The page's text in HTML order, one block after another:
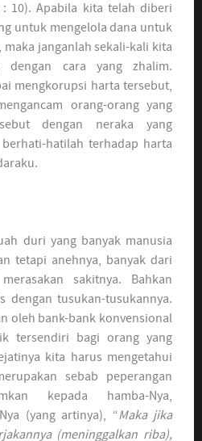
: 10). Apabila kita telah diberi
untuk mengelola dana untuk
janganlah sekali-kali kita
dengan cara yang zhalim.
mengkorupsi harta tersebut,
orang-orang yang
dengan neraka yang
berhati-hatilah terhadap harta
duri yang banyak manusia
tetapi anehnya, banyak dari
sakitnya. Bahkan
dengan tusukan-tusukannya.
oleh bank-bank konvensional
tersendiri bagi orang yang
kita harus mengetahui
sebab peperangan
kepada hamba-Nya,
(yang artinya), “Maka jika
(meninggalkan riba),